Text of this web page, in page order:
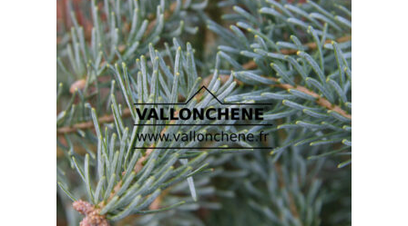
options
peuvent
être
choisies
sur
la
page
du
produit